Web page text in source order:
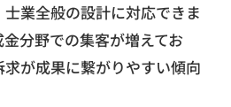
業全般の設計に対応できま
分野での集客が増えてお
が成果に繋がりやすい傾向